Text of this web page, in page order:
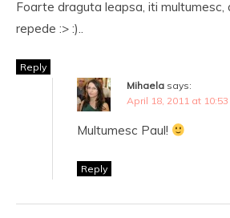
Foarte draguta leapsa, iti
repede :> :)..
Reply
Mihaela says:
April 18, 2011 at
Multumesc Paul!
Reply